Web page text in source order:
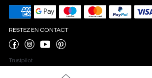
RESTEZ EN CONTACT
Trustpilot